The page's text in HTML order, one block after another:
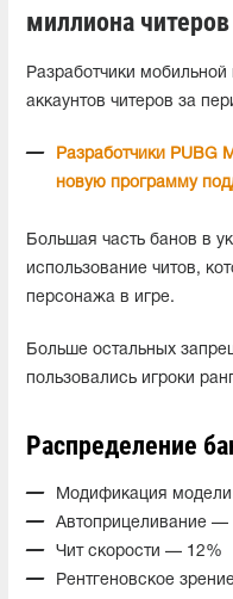
миллиона
Разработчики
аккаунтов читеров за
Разработчики PUBG
новую программу
Большая часть банов в
использование читов,
персонажа в игре.
Больше остальных
пользовались игроки
Распределение
Модификация
Автоприцеливание —
Чит скорости — 12%
Рентгеновское